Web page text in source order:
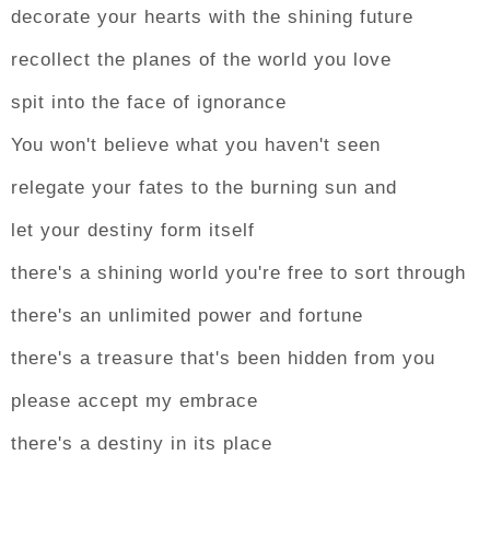
decorate your hearts with the shining future
recollect the planes of the world you love
spit into the face of ignorance
You won't believe what you haven't seen
relegate your fates to the burning sun and
let your destiny form itself
there's a shining world you're free to sort through
there's an unlimited power and fortune
there's a treasure that's been hidden from you
please accept my embrace
there's a destiny in its place